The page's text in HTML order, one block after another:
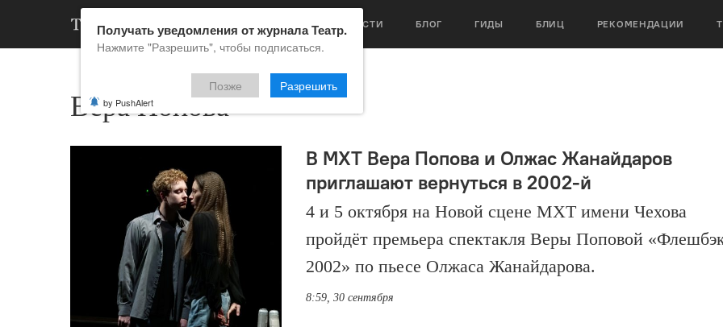
НОВОСТИ БЛОГ ГИДЫ БЛИЦ РЕКОМЕНДАЦИИ
Вера Попова
В МХТ Вера Попова и Олжас Жанайдаров
приглашают вернуться в 2002-й
4 и 5 октября на Новой сцене МХТ имени Чехова
пройдёт премьера спектакля Веры Поповой
2002» по пьесе Олжаса Жанайдарова.
8:59, 30 сентября
Получать уведомления от журнала Театр.
Нажмите "Разрешить", чтобы подписаться.
Позже Разрешить
by PushAlert